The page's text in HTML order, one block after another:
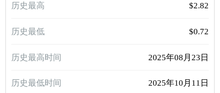
历史最高 $2.82
历史最低 $0.72
历史最高时间 2025年08月23日
历史最低时间 2025年10月11日